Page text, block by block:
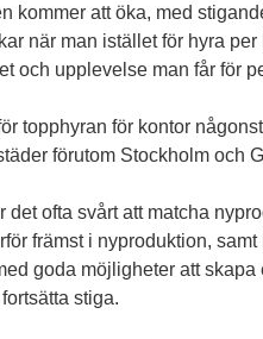
kommer att öka, med
när man istället för hyra per
och upplevelse man får för
topphyran för kontor
förutom Stockholm och
ofta svårt att matcha
främst i nyproduktion,
goda möjligheter att skapa
stiga.